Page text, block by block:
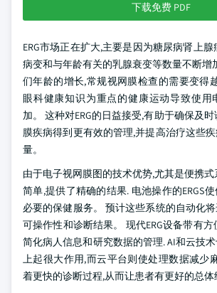
下载免费 PDF
ERG市场正在扩大,主要是因为糖尿病肾上
病变和与年龄有关的乳腺衰变等数量不断增
们年龄的增长,常规视网膜检查的需要变得
眼科健康知识为重点的健康运动导致使用
加。 这种对ERG的日益接受,有助于确保及
膜疾病得到更有效的管理,并提高治疗这些
量。
由于电子视网膜图的技术优势,尤其是便携
简单,提供了精确的结果. 电池操作的ERGS
必要的保健服务。 预计这些系统的自动化
可操作性和诊断结果。 现代ERG设备带有
简化病人信息和研究数据的管理. AI和云技
上起很大作用,而云平台则使处理数据减少
着更快的诊断过程,从而让患者有更好的总体